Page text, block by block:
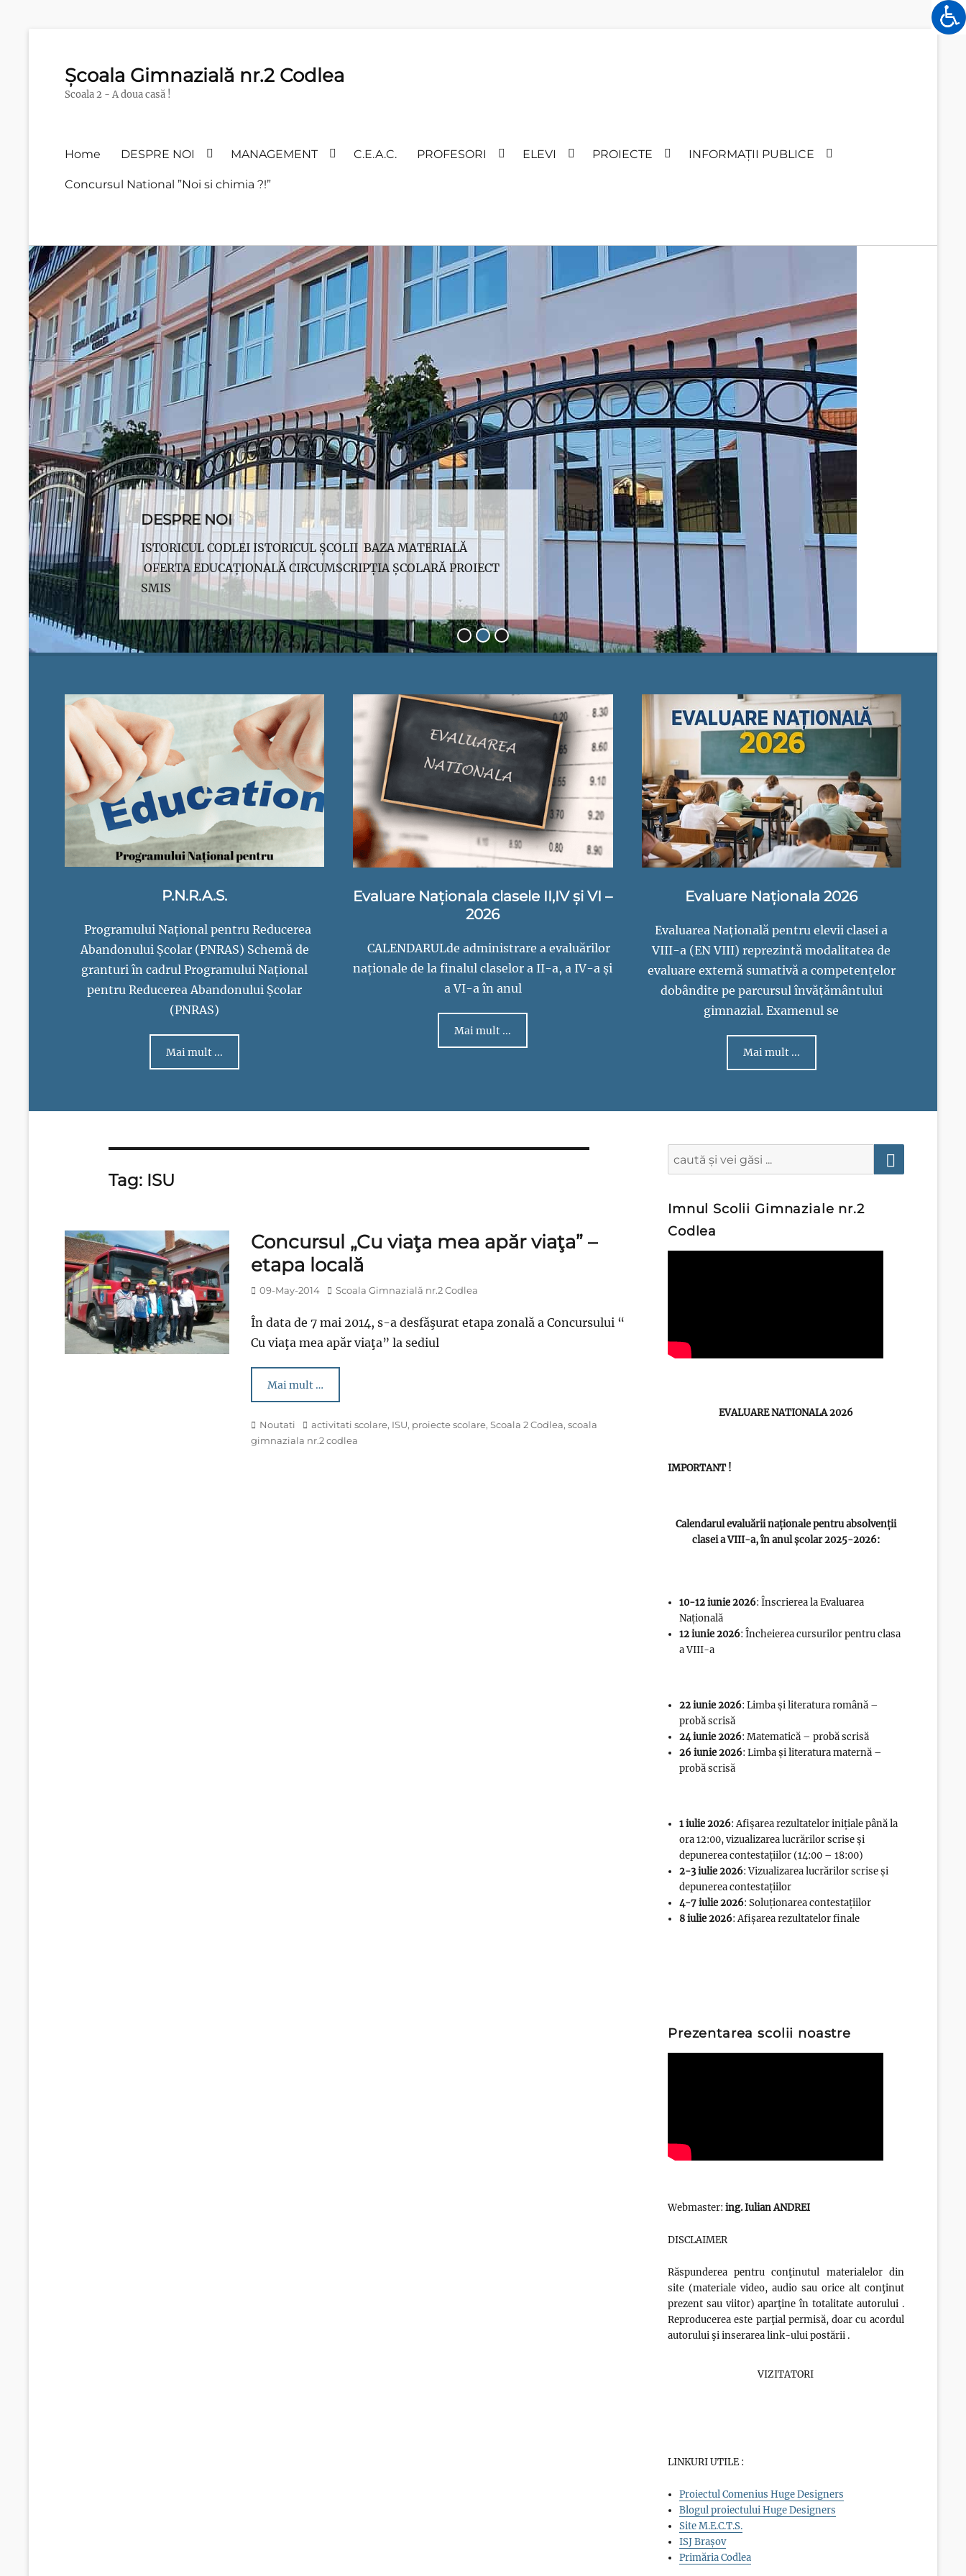
Școala Gimnazială nr.2 Codlea
Scoala 2 - A doua casă !
Primary
Home DESPRE NOI MANAGEMENT C.E.A.C. PROFESORI ELEVI PROIECTE INFORMAȚII PUBLICE
Concursul National ”Noi si chimia ?!”
DESPRE NOI
Posted
on
By
Scoala
Gimnazială
nr.2
ISTORICUL CODLEI ISTORICUL ȘCOLII BAZA MATERIALĂ
OFERTA EDUCAȚIONALĂ CIRCUMSCRIPȚIA ȘCOLARĂ PROIECT
SMIS
P.N.R.A.S.
Programului Național pentru Reducerea
Abandonului Școlar (PNRAS) Schemă de
granturi în cadrul Programului Național
pentru Reducerea Abandonului Școlar
(PNRAS)
Mai mult ...
Evaluare Naționala clasele II,IV și VI –
2026
CALENDARULde administrare a evaluărilor
naționale de la finalul claselor a II-a, a IV-a și
a VI-a în anul
Mai mult ...
Evaluare Naționala 2026
Evaluarea Națională pentru elevii clasei a
VIII-a (EN VIII) reprezintă modalitatea de
evaluare externă sumativă a competențelor
dobândite pe parcursul învățământului
gimnazial. Examenul se
Mai mult ...
Tag: ISU
Concursul „Cu viaţa mea apăr viaţa” –
etapa locală
Posted
09-May-2014 Author
Scoala Gimnazială nr.2 Codlea
În data de 7 mai 2014, s-a desfăşurat etapa zonală a Concursului “
Cu viaţa mea apăr viaţa” la sediul
Mai mult …
Categories
Noutati Tags
activitati scolare, ISU, proiecte scolare,Scoala 2 Codlea,scoala
gimnaziala nr.2 codlea
for:
Imnul Scolii Gimnaziale nr.2
Codlea
EVALUARE NATIONALA 2026
IMPORTANT !
Calendarul evaluării naționale pentru absolvenții
clasei a VIII-a, în anul școlar 2025-2026:
10-12 iunie 2026: Înscrierea la Evaluarea
Națională
12 iunie 2026: Încheierea cursurilor pentru clasa
a VIII-a
22 iunie 2026: Limba și literatura română –
probă scrisă
24 iunie 2026: Matematică – probă scrisă
26 iunie 2026: Limba și literatura maternă –
probă scrisă
1 iulie 2026: Afișarea rezultatelor inițiale până la
ora 12:00, vizualizarea lucrărilor scrise și
depunerea contestațiilor (14:00 – 18:00)
2-3 iulie 2026: Vizualizarea lucrărilor scrise și
depunerea contestațiilor
4-7 iulie 2026: Soluționarea contestațiilor
8 iulie 2026: Afișarea rezultatelor finale
Prezentarea scolii noastre
Webmaster:ing. Iulian ANDREI
DISCLAIMER
Răspunderea pentru conţinutul materialelor din
site (materiale video, audio sau orice alt conţinut
prezent sau viitor) aparţine în totalitate autorului .
Reproducerea este parţial permisă, doar cu acordul
autorului şi inserarea link-ului postării .
VIZITATORI
LINKURI UTILE :
Proiectul Comenius Huge Designers
Blogul proiectului Huge Designers
Site M.E.C.T.S.
ISJ Brașov
Primăria Codlea